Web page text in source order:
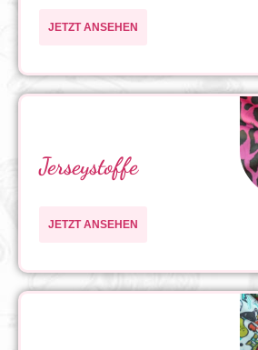
JETZT ANSEHEN
Jerseystoffe
JETZT ANSEHEN